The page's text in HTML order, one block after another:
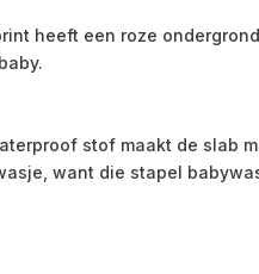
heeft een roze
stof maakt de slab
want die stapel